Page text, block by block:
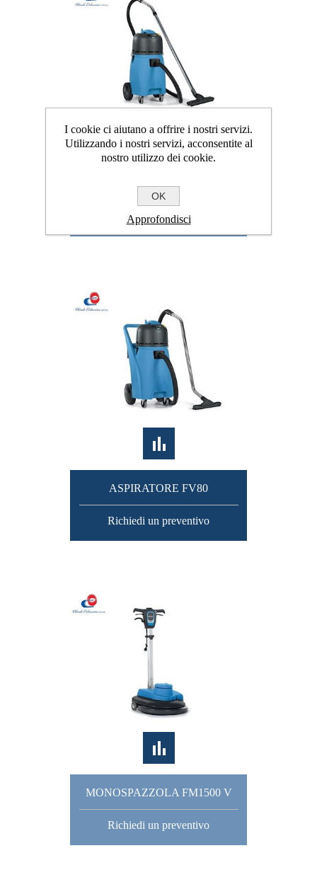
ASPIRATORE FV60
Richiedi un preventivo
ASPIRATORE FV80
Richiedi un preventivo
MONOSPAZZOLA FM1500 V
Richiedi un preventivo
I cookie ci aiutano a offrire i nostri servizi.
Utilizzando i nostri servizi, acconsentite al
nostro utilizzo dei cookie.
OK
Approfondisci